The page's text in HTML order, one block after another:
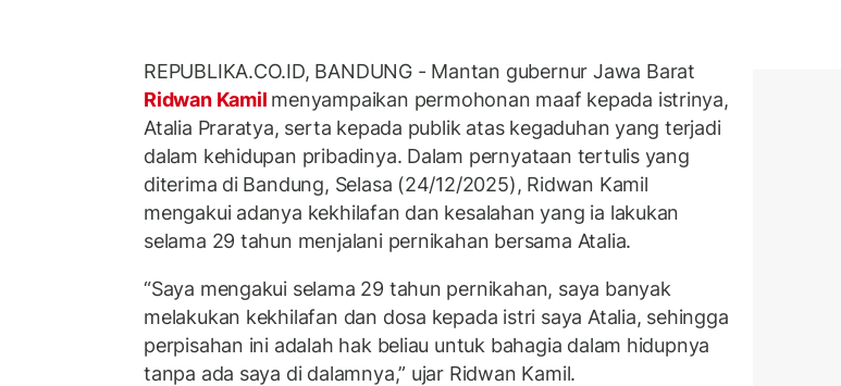
REPUBLIKA.CO.ID, BANDUNG - Mantan gubernur Jawa Barat
Ridwan Kamil menyampaikan permohonan maaf kepada istrinya,
Atalia Praratya, serta kepada publik atas kegaduhan yang terjadi
dalam kehidupan pribadinya. Dalam pernyataan tertulis yang
diterima di Bandung, Selasa (24/12/2025), Ridwan Kamil
mengakui adanya kekhilafan dan kesalahan yang ia lakukan
selama 29 tahun menjalani pernikahan bersama Atalia.
“Saya mengakui selama 29 tahun pernikahan, saya banyak
melakukan kekhilafan dan dosa kepada istri saya Atalia, sehingga
perpisahan ini adalah hak beliau untuk bahagia dalam hidupnya
tanpa ada saya di dalamnya,” ujar Ridwan Kamil.